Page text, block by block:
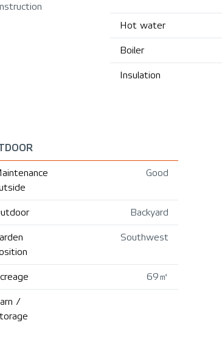
Hot water
Boiler
Insulation
Good
Backyard
Southwest
69㎡
/